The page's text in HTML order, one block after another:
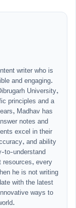
writer who is
and engaging.
University,
principles and a
Madhav has
notes and
excel in their
and ability
to-understand
resources, every
he is not writing
with the latest
ways to